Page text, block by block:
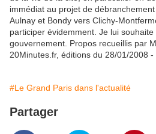
immédiat au projet de
Aulnay et Bondy vers Clichy-
participer évidemment. Je lui
gouvernement. Propos recueillis par
20Minutes.fr, éditions du 28/01/2008 -
#Le Grand Paris dans l'actualité
Partager